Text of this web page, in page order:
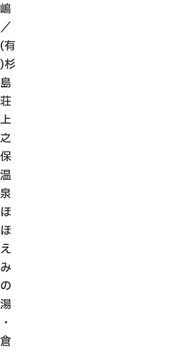
嶋
／
(有
)杉
島
荘
上
之
保
温
泉
ほ
ほ
え
み
の
湯
・
倉